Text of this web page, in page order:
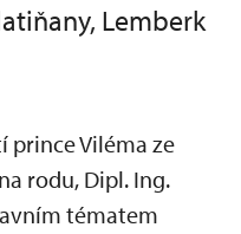
Lemberk
prince Viléma ze
rodu, Dipl. Ing.
tématem